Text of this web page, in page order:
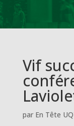
Vif
par En Tête